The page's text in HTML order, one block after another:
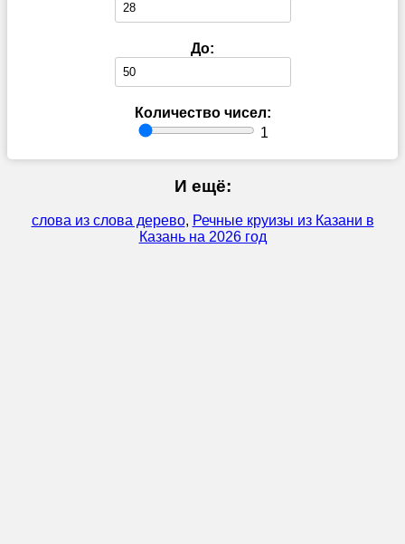
До:
Количество чисел:
1
И ещё:
слова из слова дерево, Речные круизы из Казани в
Казань на 2026 год